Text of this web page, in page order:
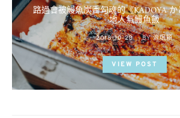
路過會被鰻魚炭香勾魂的《KADOYA
地人氣鰻魚飯
POSTED
ON
2018-10-23 BY 流氓顆
VIEW POST